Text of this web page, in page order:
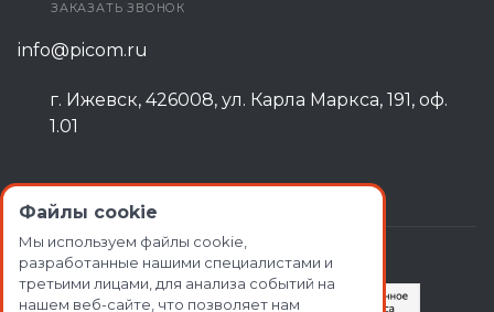
ЗАКАЗАТЬ ЗВОНОК
info@picom.ru
г. Ижевск, 426008, ул. Карла Маркса, 191, оф.
1.01
Файлы cookie
Мы используем файлы cookie,
разработанные нашими специалистами и
третьими лицами, для анализа событий на
нашем веб-сайте, что позволяет нам